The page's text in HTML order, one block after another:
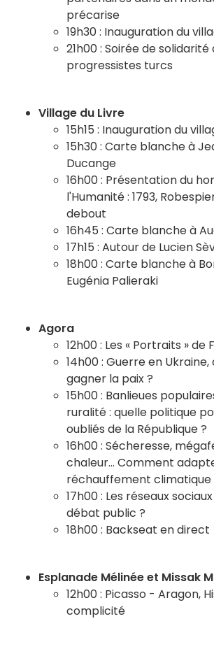
précarise
19h30 : Inauguration du
21h00 : Soirée de solidarité
progressistes turcs
Village du Livre
15h15 : Inauguration du
15h30 : Carte blanche à
Ducange
16h00 : Présentation du
l'Humanité : 1793,
debout
16h45 : Carte blanche à
17h15 : Autour de Lucien
18h00 : Carte blanche à
Eugénia Palieraki
Agora
12h00 : Les « Portraits » de
14h00 : Guerre en
gagner la paix ?
15h00 : Banlieues
ruralité : quelle politique
oubliés de la République ?
16h00 : Sécheresse,
chaleur… Comment
réchauffement climatique
17h00 : Les réseaux
débat public ?
18h00 : Backseat en direct
Esplanade Mélinée et Missak
12h00 : Picasso - Aragon,
complicité